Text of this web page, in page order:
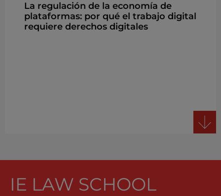
La regulación de la economía de
plataformas: por qué el trabajo digital
requiere derechos digitales
IE LAW SCHOOL